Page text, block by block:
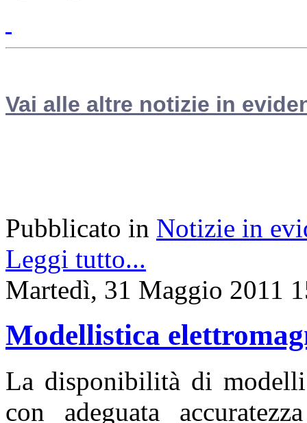
Vai alle altre notizie in
Pubblicato in Notizie in
Leggi tutto...
Martedì, 31 Maggio 2011
Modellistica
La disponibilità di
con adeguata